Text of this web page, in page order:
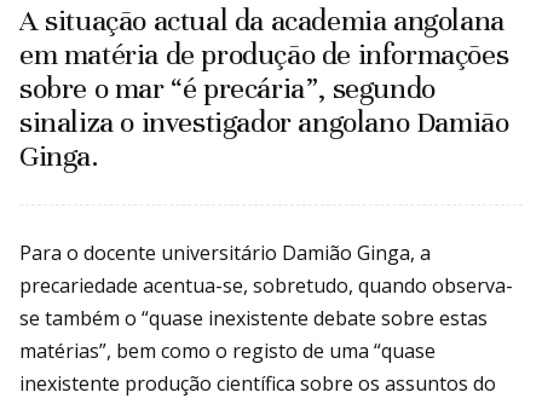
A situação actual da academia angolana
em matéria de produção de informações
sobre o mar “é precária”, segundo
sinaliza o investigador angolano Damião
Ginga.
Para o docente universitário Damião Ginga, a
precariedade acentua-se, sobretudo, quando observa-
se também o “quase inexistente debate sobre estas
matérias”, bem como o registo de uma “quase
inexistente produção científica sobre os assuntos do